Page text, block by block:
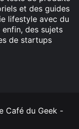
et des guides
lifestyle avec du
des sujets
de startups
Café du Geek -